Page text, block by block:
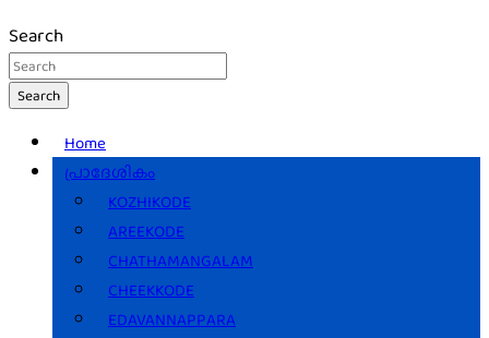
Search
Search
Home
പ്രാദേശികം
KOZHIKODE
AREEKODE
CHATHAMANGALAM
CHEEKKODE
EDAVANNAPPARA